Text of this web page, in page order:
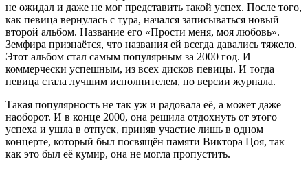
не ожидал и даже не мог представить такой успех. После того,
как певица вернулась с тура, начался записываться новый
второй альбом. Название его «Прости меня, моя любовь».
Земфира признаётся, что названия ей всегда давались тяжело.
Этот альбом стал самым популярным за 2000 год. И
коммерчески успешным, из всех дисков певицы. И тогда
певица стала лучшим исполнителем, по версии журнала.
Такая популярность не так уж и радовала её, а может даже
наоборот. И в конце 2000, она решила отдохнуть от этого
успеха и ушла в отпуск, приняв участие лишь в одном
концерте, который был посвящён памяти Виктора Цоя, так
как это был её кумир, она не могла пропустить.